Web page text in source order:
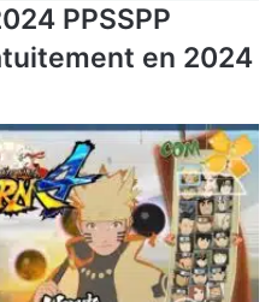
PPSSPP
en 2024